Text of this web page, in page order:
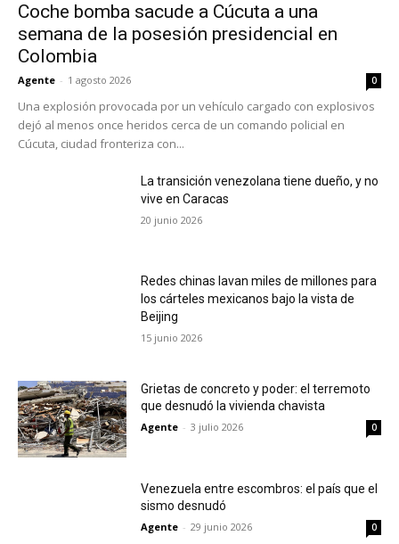
Coche bomba sacude a Cúcuta a una
semana de la posesión presidencial en
Colombia
Agente - 1 agosto 2026 0
Una explosión provocada por un vehículo cargado con explosivos
dejó al menos once heridos cerca de un comando policial en
Cúcuta, ciudad fronteriza con...
La transición venezolana tiene dueño, y no
vive en Caracas
20 junio 2026
Redes chinas lavan miles de millones para
los cárteles mexicanos bajo la vista de
Beijing
15 junio 2026
Grietas de concreto y poder: el terremoto
que desnudó la vivienda chavista
Agente - 3 julio 2026 0
Venezuela entre escombros: el país que el
sismo desnudó
Agente - 29 junio 2026 0